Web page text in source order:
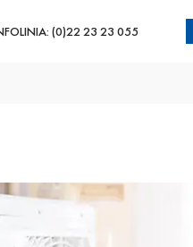
(0)22 23 23 055